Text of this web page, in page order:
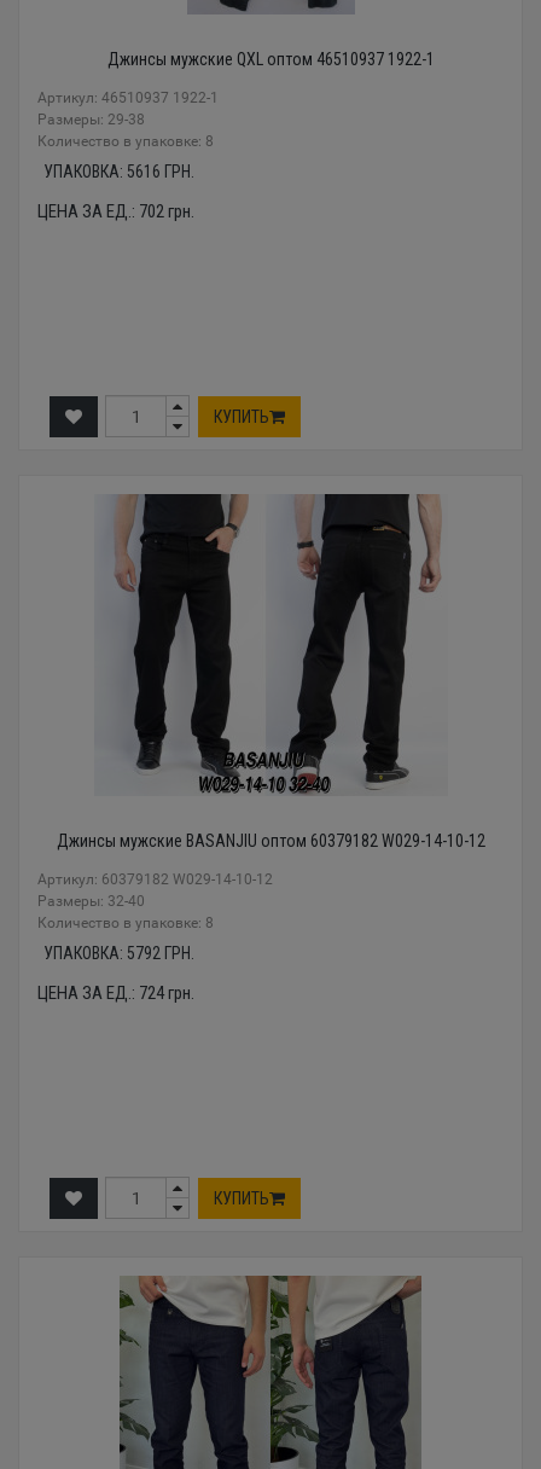
Джинсы мужские QXL оптом 46510937 1922-1
Артикул: 46510937 1922-1
Размеры: 29-38
Количество в упаковке: 8
УПАКОВКА: 5616 ГРН.
ЦЕНА ЗА ЕД.: 702грн.
КУПИТЬ
Джинсы мужские BASANJIU оптом 60379182 W029-14-10-12
Артикул: 60379182 W029-14-10-12
Размеры: 32-40
Количество в упаковке: 8
УПАКОВКА: 5792 ГРН.
ЦЕНА ЗА ЕД.: 724грн.
КУПИТЬ